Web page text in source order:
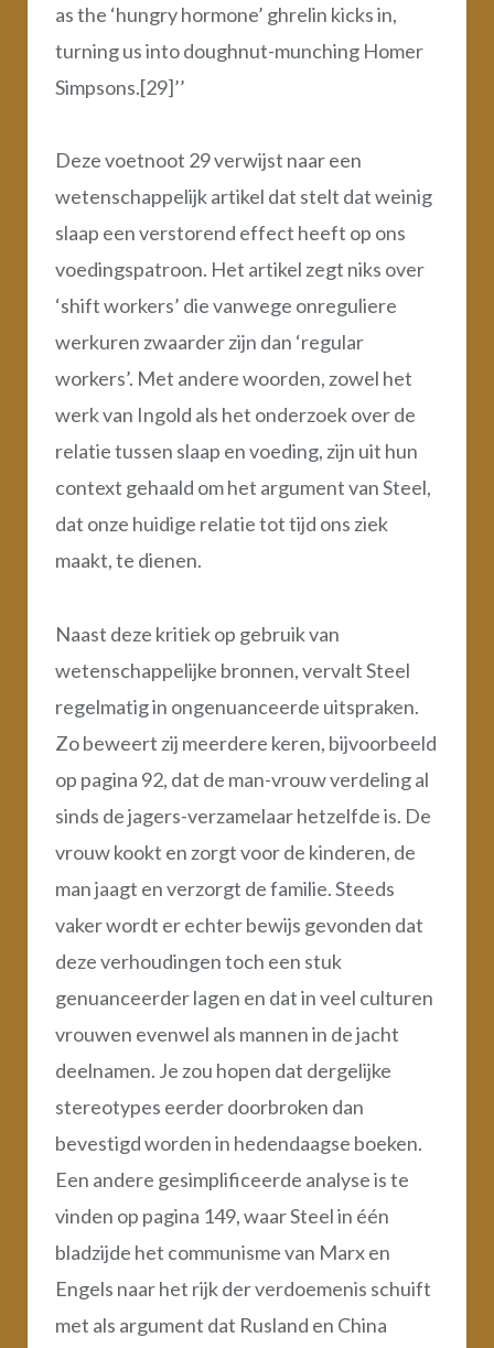
as the ‘hungry hormone’ ghrelin kicks in,
turning us into doughnut-munching Homer
Simpsons.[29]’’
Deze voetnoot 29 verwijst naar een
wetenschappelijk artikel dat stelt dat weinig
slaap een verstorend effect heeft op ons
voedingspatroon. Het artikel zegt niks over
‘shift workers’ die vanwege onreguliere
werkuren zwaarder zijn dan ‘regular
workers’. Met andere woorden, zowel het
werk van Ingold als het onderzoek over de
relatie tussen slaap en voeding, zijn uit hun
context gehaald om het argument van Steel,
dat onze huidige relatie tot tijd ons ziek
maakt, te dienen.
Naast deze kritiek op gebruik van
wetenschappelijke bronnen, vervalt Steel
regelmatig in ongenuanceerde uitspraken.
Zo beweert zij meerdere keren, bijvoorbeeld
op pagina 92, dat de man-vrouw verdeling al
sinds de jagers-verzamelaar hetzelfde is. De
vrouw kookt en zorgt voor de kinderen, de
man jaagt en verzorgt de familie. Steeds
vaker wordt er echter bewijs gevonden dat
deze verhoudingen toch een stuk
genuanceerder lagen en dat in veel culturen
vrouwen evenwel als mannen in de jacht
deelnamen. Je zou hopen dat dergelijke
stereotypes eerder doorbroken dan
bevestigd worden in hedendaagse boeken.
Een andere gesimplificeerde analyse is te
vinden op pagina 149, waar Steel in één
bladzijde het communisme van Marx en
Engels naar het rijk der verdoemenis schuift
met als argument dat Rusland en China